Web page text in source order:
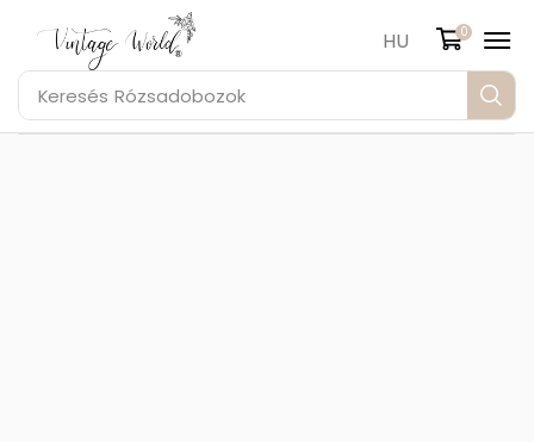
Keresés Rózsadobozok
HU 0